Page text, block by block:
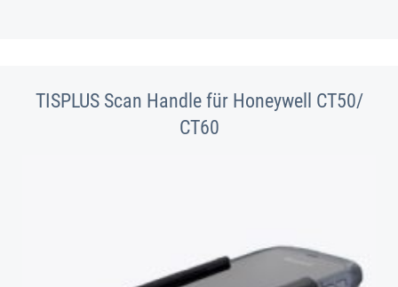
TISPLUS Scan Handle für Honeywell CT50/
CT60